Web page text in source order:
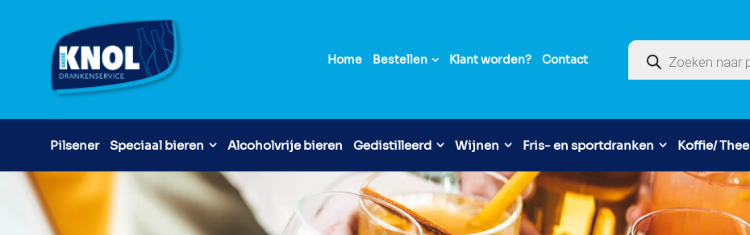
Home Bestellen Klant worden? Contact
Producten zoeken
Pilsener Speciaal bieren Alcoholvrije bieren Gedistilleerd Wijnen Fris- en sportdranken Koffie/ Thee